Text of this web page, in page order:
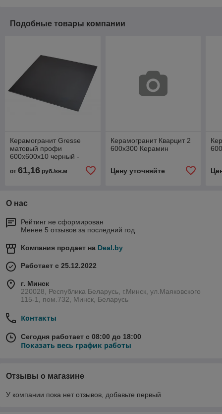
Подобные товары компании
Керамогранит Gresse
матовый профи
600x600x10 черный -
от 61,16 руб./кв.м
Керамогранит Кварцит 2
600x300 Керамин
Цену уточняйте
О нас
Рейтинг не сформирован
Менее 5 отзывов за последний год
Компания продает на Deal.by
Работает с 25.12.2022
г. Минск
220028, Республика Беларусь, г.Минск, ул.Маяковского
115-1, пом.732, Минск, Беларусь
Контакты
Сегодня работает с 08:00 до 18:00
Показать весь график работы
Отзывы о магазине
У компании пока нет отзывов, добавьте первый